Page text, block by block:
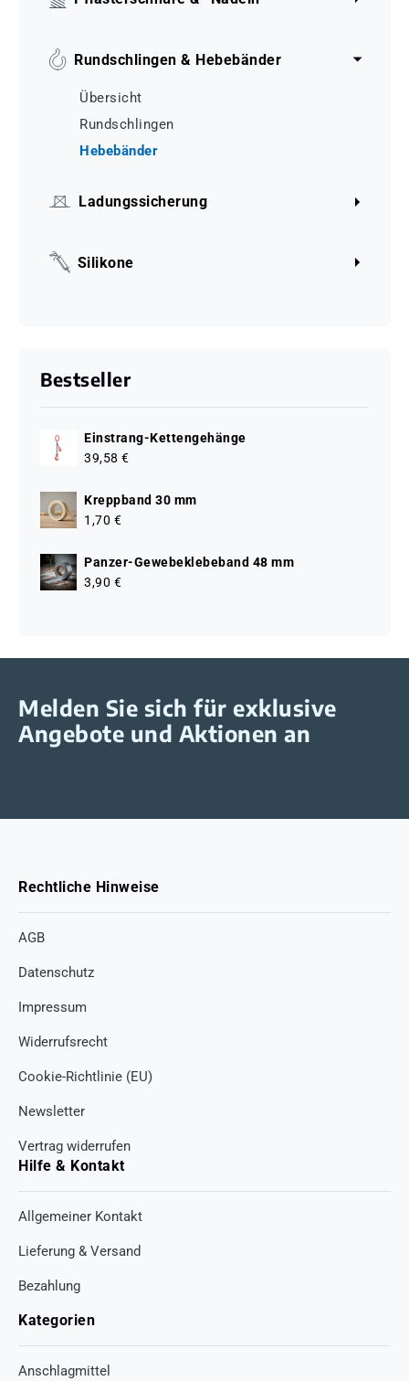
Rundschlingen & Hebebänder
Übersicht
Rundschlingen
Hebebänder
Ladungssicherung
Silikone
Bestseller
Einstrang-Kettengehänge
39,58 €
Kreppband 30 mm
1,70 €
Panzer-Gewebeklebeband 48 mm
3,90 €
Melden Sie sich für exklusive
Angebote und Aktionen an
Rechtliche Hinweise
AGB
Datenschutz
Impressum
Widerrufsrecht
Cookie-Richtlinie (EU)
Newsletter
Vertrag widerrufen
Hilfe & Kontakt
Allgemeiner Kontakt
Lieferung & Versand
Bezahlung
Kategorien
Anschlagmittel